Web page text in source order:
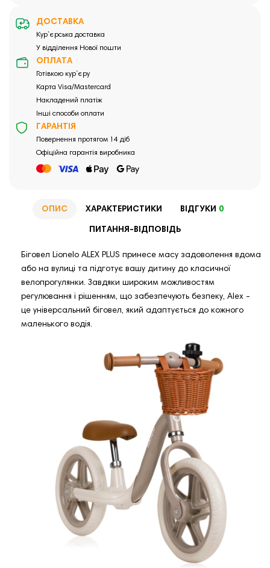
ДОСТАВКА
Кур`єрська доставка
У відділення Нової пошти
ОПЛАТА
Готівкою кур`єру
Карта Visa/Mastercard
Накладений платіж
Інші способи оплати
ГАРАНТІЯ
Повернення протягом 14 діб
Офіційна гарантія виробника
ОПИС ХАРАКТЕРИСТИКИ ВІДГУКИ 0
ПИТАННЯ-ВІДПОВІДЬ
Біговел Lionelo ALEX PLUS принесе масу задоволення вдома
або на вулиці та підготує вашу дитину до класичної
велопрогулянки. Завдяки широким можливостям
регулювання і рішенням, що забезпечують безпеку, Alex -
це універсальний біговел, який адаптується до кожного
маленького водія.